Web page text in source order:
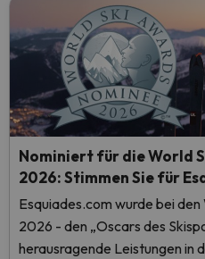
Nominiert für die World
2026: Stimmen Sie für
Esquiades.com wurde bei
2026 - den „Oscars des
herausragende Leistungen in